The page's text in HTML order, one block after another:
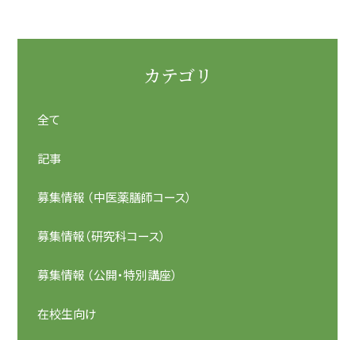
カテゴリ
全て
記事
募集情報 （中医薬膳師コース）
募集情報（研究科コース）
募集情報 （公開・特別講座）
在校生向け